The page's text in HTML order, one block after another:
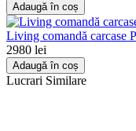
Adaugă în coș
Living comandă carcase
2980 lei
Adaugă în coș
Lucrari Similare